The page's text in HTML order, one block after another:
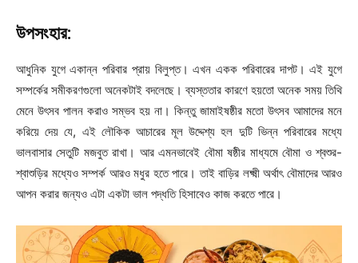
উপসংহার:
আধুনিক যুগে একান্ন পরিবার প্রায় বিলুপ্ত। এখন একক পরিবারের দাপট। এই যুগে
সম্পর্কের সমীকরণগুলো অনেকটাই বদলেছে। ব্যস্ততার কারণে হয়তো অনেক সময় তিথি
মেনে উৎসব পালন করাও সম্ভব হয় না। কিন্তু জামাইষষ্ঠীর মতো উৎসব আমাদের মনে
করিয়ে দেয় যে, এই লৌকিক আচারের মূল উদ্দেশ্য হল দুটি ভিন্ন পরিবারের মধ্যে
ভালবাসার সেতুটি মজবুত রাখা। আর এমনভাবেই বৌমা ষষ্ঠীর মাধ্যমে বৌমা ও শ্বশুর-
শ্বাশুড়ির মধ্যেও সম্পর্ক আরও মধুর হতে পারে। তাই বাড়ির লক্ষ্মী অর্থাৎ বৌমাদের আরও
আপন করার জন্যও এটা একটা ভাল পদ্ধতি হিসাবেও কাজ করতে পারে।